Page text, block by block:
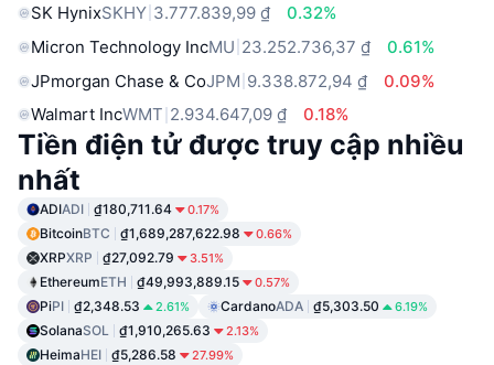
SK HynixSKHY 3.777.839,99 ₫
0.32%
Micron Technology IncMU 23.252.736,37 ₫
0.61%
JPmorgan Chase & CoJPM 9.338.872,94 ₫
0.09%
Walmart IncWMT 2.934.647,09 ₫ 0.18%
Tiền điện tử được truy cập nhiều
nhất
ADIADI ₫180,711.64 0.17%
BitcoinBTC ₫1,689,287,622.98 0.66%
XRPXRP ₫27,092.79 3.51%
EthereumETH ₫49,993,889.15 0.57%
PiPI ₫2,348.53 2.61% CardanoADA ₫5,303.50 6.19%
SolanaSOL ₫1,910,265.63 2.13%
HeimaHEI ₫5,286.58 27.99%